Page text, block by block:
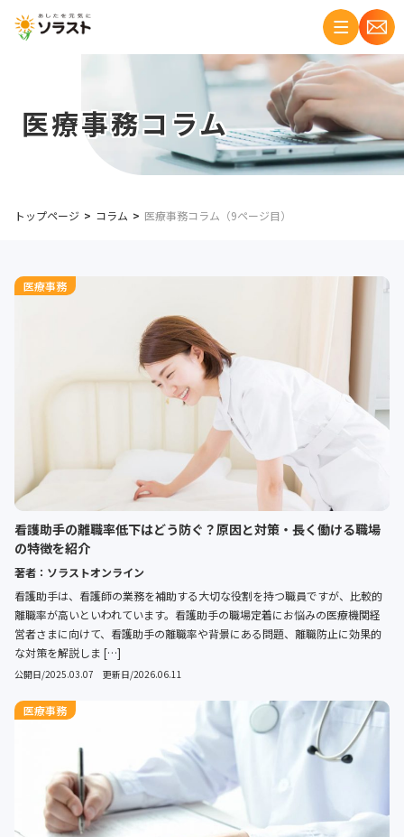
医療事務コラム
トップページ コラム 医療事務コラム（9ページ目）
医療事務
看護助手の離職率低下はどう防ぐ？原因と対策・長く働ける職場
の特徴を紹介
著者：ソラストオンライン
看護助手は、看護師の業務を補助する大切な役割を持つ職員ですが、比較的
離職率が高いといわれています。看護助手の職場定着にお悩みの医療機関経
営者さまに向けて、看護助手の離職率や背景にある問題、離職防止に効果的
な対策を解説しま […]
公開日/2025.03.07 更新日/2026.06.11
医療事務